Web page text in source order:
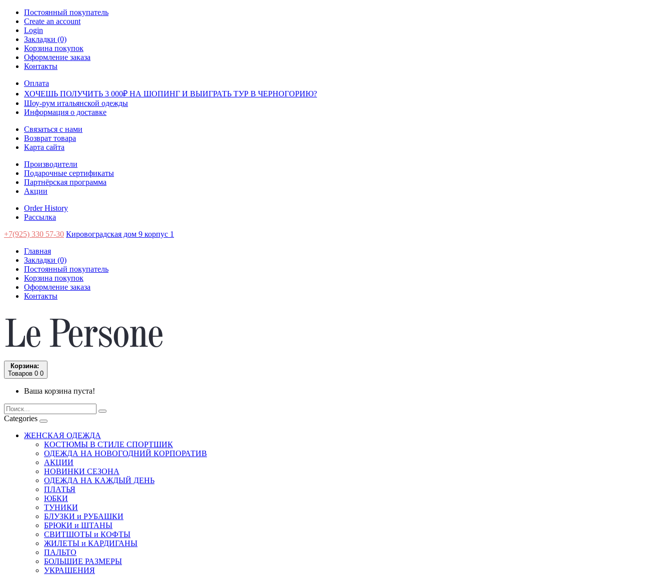
Постоянный покупатель
Create an account
Login
Закладки (0)
Корзина покупок
Оформление заказа
Контакты
Оплата
ХОЧЕШЬ ПОЛУЧИТЬ 3 000₽ НА ШОПИНГ И ВЫИГРАТЬ ТУР В ЧЕРНОГОРИЮ?
Шоу-рум итальянской одежды
Информация о доставке
Связаться с нами
Возврат товара
Карта сайта
Производители
Подарочные сертификаты
Партнёрская программа
Акции
Order History
Рассылка
+7(925) 330 57-30 Кировоградская дом 9 корпус 1
Главная
Закладки (0)
Постоянный покупатель
Корзина покупок
Оформление заказа
Контакты
Корзина:
Товаров 0 0
Ваша корзина пуста!
Categories
ЖЕНСКАЯ ОДЕЖДА
КОСТЮМЫ В СТИЛЕ СПОРТШИК
ОДЕЖДА НА НОВОГОДНИЙ КОРПОРАТИВ
АКЦИИ
НОВИНКИ СЕЗОНА
ОДЕЖДА НА КАЖДЫЙ ДЕНЬ
ПЛАТЬЯ
ЮБКИ
ТУНИКИ
БЛУЗКИ и РУБАШКИ
БРЮКИ и ШТАНЫ
СВИТШОТЫ и КОФТЫ
ЖИЛЕТЫ и КАРДИГАНЫ
ПАЛЬТО
БОЛЬШИЕ РАЗМЕРЫ
УКРАШЕНИЯ